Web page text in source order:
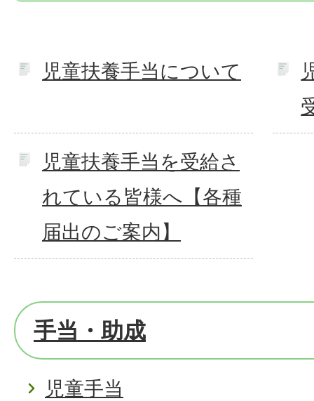
児童扶養手当について
児童扶養手当を受給さ
れている皆様へ【各種
届出のご案内】
手当・助成
児童手当